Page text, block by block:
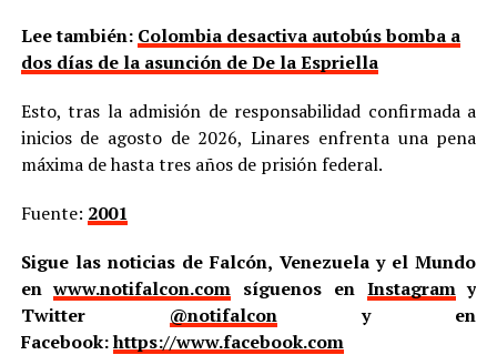
Lee también: Colombia desactiva autobús bomba a
dos días de la asunción de De la Espriella
Esto, tras la admisión de responsabilidad confirmada a
inicios de agosto de 2026, Linares enfrenta una pena
máxima de hasta tres años de prisión federal.
Fuente: 2001
Sigue las noticias de Falcón, Venezuela y el Mundo
enwww.notifalcon.com síguenos en Instagramy
Twitter @notifalcony en
Facebook:https://www.facebook.com